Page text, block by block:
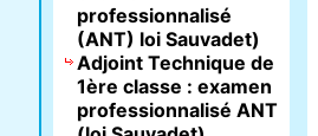
professionnalisé
(ANT) loi Sauvadet)
Adjoint Technique de
1ère classe : examen
professionnalisé ANT